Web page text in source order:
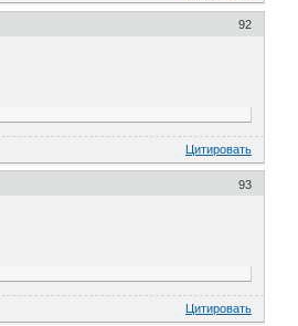
92
Цитировать
93
Цитировать